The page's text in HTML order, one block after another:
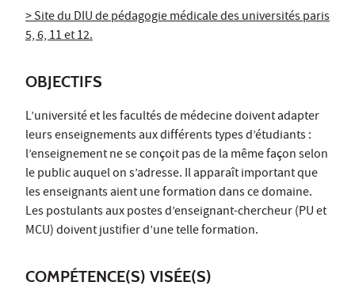
> Site du DIU de pédagogie médicale des universités paris
5, 6, 11 et 12.
OBJECTIFS
L’université et les facultés de médecine doivent adapter
leurs enseignements aux différents types d’étudiants :
l’enseignement ne se conçoit pas de la même façon selon
le public auquel on s’adresse. Il apparaît important que
les enseignants aient une formation dans ce domaine.
Les postulants aux postes d’enseignant-chercheur (PU et
MCU) doivent justifier d’une telle formation.
COMPÉTENCE(S) VISÉE(S)